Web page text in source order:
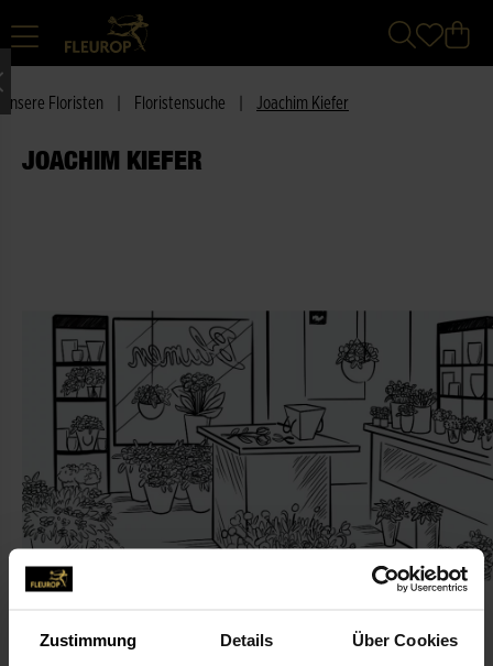
Zustimmung Details Über Cookies
Unsere Floristen Floristensuche Joachim Kiefer
JOACHIM KIEFER